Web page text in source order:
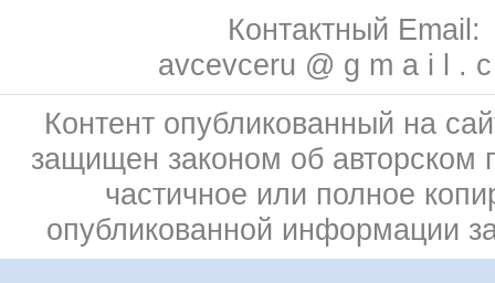
Контактный Email:
avcevceru @ g m a i l .
Контент опубликованный на
защищен законом об авторском
частичное или полное
опубликованной информации